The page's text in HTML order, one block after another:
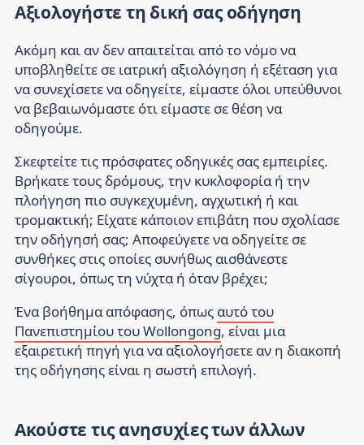
Αξιολογήστε τη δική σας οδήγηση
Ακόμη και αν δεν απαιτείται από το νόμο να
υποβληθείτε σε ιατρική αξιολόγηση ή εξέταση για
να συνεχίσετε να οδηγείτε, είμαστε όλοι υπεύθυνοι
να βεβαιωνόμαστε ότι είμαστε σε θέση να
οδηγούμε.
Σκεφτείτε τις πρόσφατες οδηγικές σας εμπειρίες.
Βρήκατε τους δρόμους, την κυκλοφορία ή την
πλοήγηση πιο συγκεχυμένη, αγχωτική ή και
τρομακτική; Είχατε κάποιον επιβάτη που σχολίασε
την οδήγησή σας; Αποφεύγετε να οδηγείτε σε
συνθήκες στις οποίες συνήθως αισθάνεστε
σίγουροι, όπως τη νύχτα ή όταν βρέχει;
Ένα βοήθημα απόφασης, όπως αυτό του
Πανεπιστημίου του Wollongong, είναι μια
εξαιρετική πηγή για να αξιολογήσετε αν η διακοπή
της οδήγησης είναι η σωστή επιλογή.
Ακούστε τις ανησυχίες των άλλων